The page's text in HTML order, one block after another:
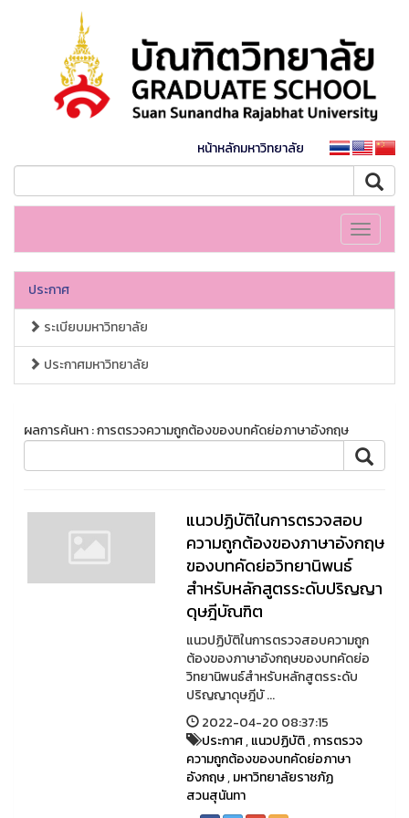
หน้าหลักมหาวิทยาลัย
Toggle
ประกาศ
ระเบียบมหาวิทยาลัย
ประกาศมหาวิทยาลัย
ผลการค้นหา : การตรวจความถูกต้องของบทคัดย่อภาษาอังกฤษ
แนวปฏิบัติในการตรวจสอบ
ความถูกต้องของภาษาอังกฤษ
ของบทคัดย่อวิทยานิพนธ์
สำหรับหลักสูตรระดับปริญญา
ดุษฎีบัณฑิต
แนวปฏิบัติในการตรวจสอบความถูก
ต้องของภาษาอังกฤษของบทคัดย่อ
วิทยานิพนธ์สำหรับหลักสูตรระดับ
ปริญญาดุษฎีบั ...
2022-04-20 08:37:15
ประกาศ,แนวปฏิบัติ,การตรวจ
ความถูกต้องของบทคัดย่อภาษา
อังกฤษ,มหาวิทยาลัยราชภัฏ
สวนสุนันทา